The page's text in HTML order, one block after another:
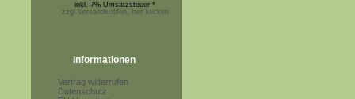
inkl. 7% Umsatzsteuer *
zzgl.Versandkosten, hier klicken
Informationen
Vertrag widerrufen
Datenschutz